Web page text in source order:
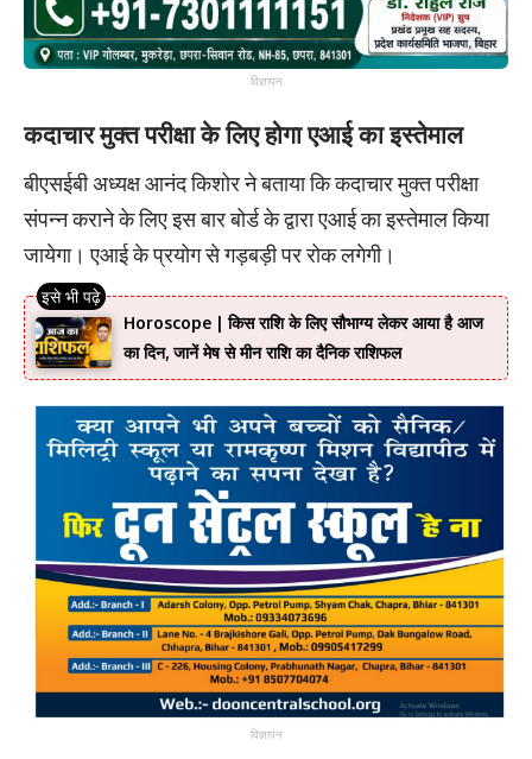
विज्ञापन
कदाचार मुक्त परीक्षा के लिए होगा एआई का इस्तेमाल
बीएसईबी अध्यक्ष आनंद किशोर ने बताया कि कदाचार मुक्त परीक्षा
संपन्न कराने के लिए इस बार बोर्ड के द्वारा एआई का इस्तेमाल किया
जायेगा। एआई के प्रयोग से गड़बड़ी पर रोक लगेगी।
Horoscope | किस राशि के लिए सौभाग्य लेकर आया है आज
का दिन, जानें मेष से मीन राशि का दैनिक राशिफल
विज्ञापन